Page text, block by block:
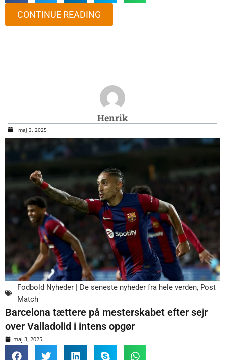
CONTINUE READING
Henrik
maj 3, 2025
Fodbold Nyheder | De seneste nyheder fra hele verden, Post
Match
Barcelona tættere på mesterskabet efter sejr
over Valladolid i intens opgør
maj 3, 2025